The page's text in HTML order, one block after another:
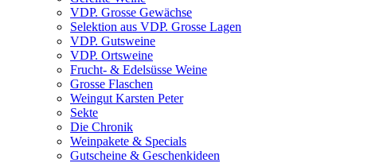
VDP. Grosse Gewächse
Selektion aus VDP. Grosse Lagen
VDP. Gutsweine
VDP. Ortsweine
Frucht- & Edelsüsse Weine
Grosse Flaschen
Weingut Karsten Peter
Sekte
Die Chronik
Weinpakete & Specials
Gutscheine & Geschenkideen